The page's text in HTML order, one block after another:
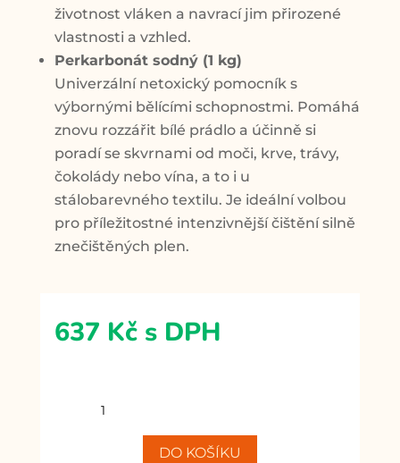
životnost vláken a navrací jim přirozené
vlastnosti a vzhled.
Perkarbonát sodný (1 kg)
Univerzální netoxický pomocník s
výbornými bělícími schopnostmi. Pomáhá
znovu rozzářit bílé prádlo a účinně si
poradí se skvrnami od moči, krve, trávy,
čokolády nebo vína, a to i u
stálobarevného textilu. Je ideální volbou
pro příležitostné intenzivnější čištění silně
znečištěných plen.
637 Kč s DPH
balíček
DO KOŠÍKU